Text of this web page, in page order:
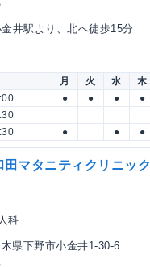
井駅より、北へ徒歩15分
月 火 水 木
● ● ● ●
● ● ●
田マタニティクリニック
科
県下野市小金井1-30-6